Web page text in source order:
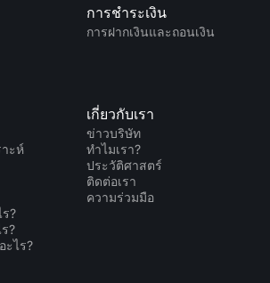
การชำระเงิน
การฝากเงินและถอนเงิน
ะห์
?
?
ะไร?
เกี่ยวกับเรา
ข่าวบริษัท
ทำไมเรา?
ประวัติศาสตร์
ติดต่อเรา
ความร่วมมือ